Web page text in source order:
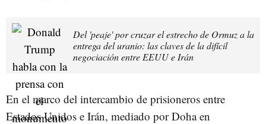
Del 'peaje' por cruzar el estrecho de Ormuz a la
entrega del uranio: las claves de la difícil
negociación entre EEUU e Irán
En el marco del intercambio de prisioneros entre
Estados Unidos e Irán, mediado por Doha en